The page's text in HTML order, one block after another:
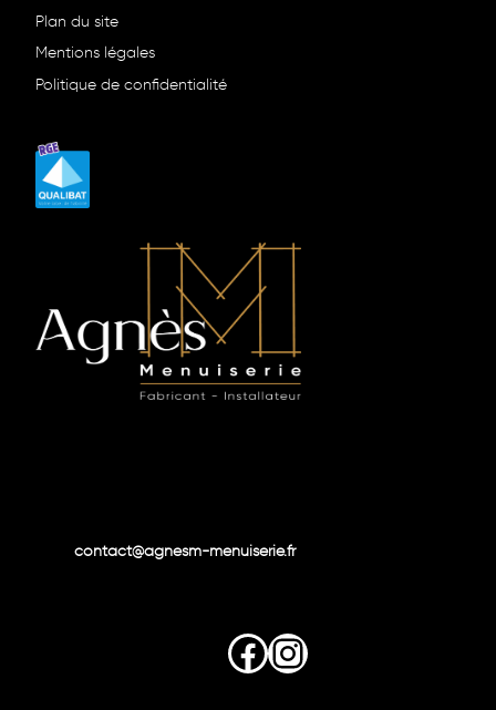
Plan du site
Mentions légales
Politique de confidentialité
contact@agnesm-menuiserie.fr
Facebook
Instagram